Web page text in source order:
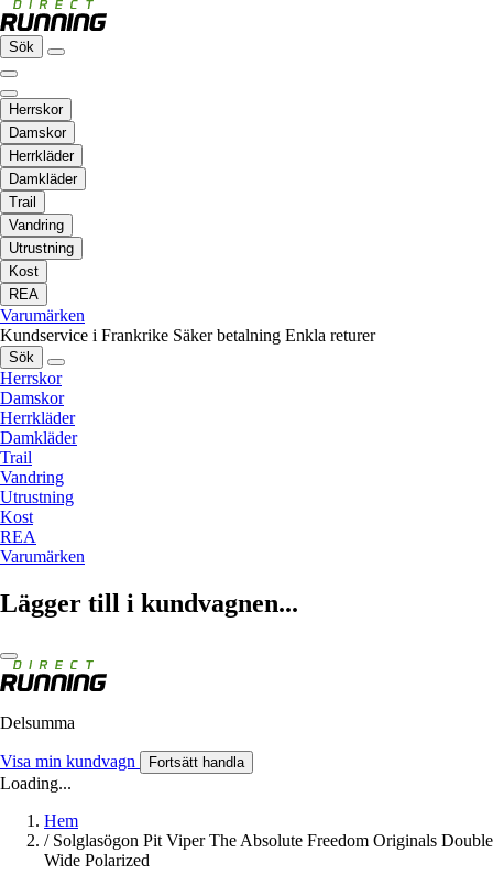
Sök
Herrskor
Damskor
Herrkläder
Damkläder
Trail
Vandring
Utrustning
Kost
REA
Varumärken
Kundservice i Frankrike Säker betalning Enkla returer
Sök
Herrskor
Damskor
Herrkläder
Damkläder
Trail
Vandring
Utrustning
Kost
REA
Varumärken
Lägger till i kundvagnen...
Delsumma
Visa min kundvagn Fortsätt handla
Loading...
Hem
/ Solglasögon Pit Viper The Absolute Freedom Originals Double
Wide Polarized